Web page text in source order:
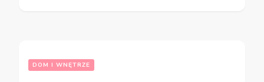
DOM I WNĘTRZE